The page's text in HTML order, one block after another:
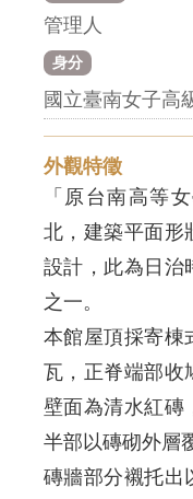
管理人
身分
國立臺南女子高
外觀特徵
「原台南高等
北，建築平面形
設計，此為日治
之一。
本館屋頂採寄棟
瓦，正脊端部收
壁面為清水紅磚
半部以磚砌外層
磚牆部分襯托出